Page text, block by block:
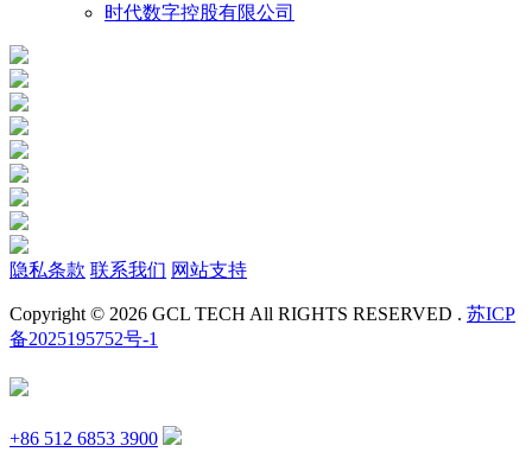
时代数字控股有限公司
隐私条款 联系我们 网站支持
Copyright © 2026 GCL TECH All RIGHTS RESERVED . 苏ICP
备2025195752号-1
+86 512 6853 3900